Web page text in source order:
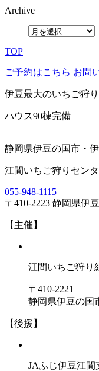
Archive
TOP
ご予約はこちら お問
伊豆最大のいちご狩り
ハウス90棟完備
静岡県伊豆の国市・
江間いちご狩りセン
055-948-1115
〒410-2223 静岡県伊
【主催】
江間いちご狩り
〒410-2221
静岡県伊豆の国
【後援】
JAふじ伊豆江間